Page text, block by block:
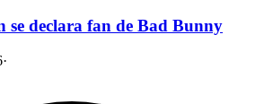
se declara fan de Bad Bunny
·